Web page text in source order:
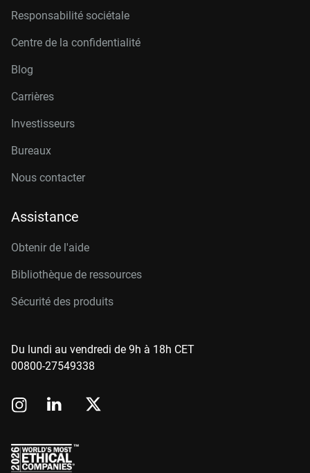
Responsabilité sociétale
Centre de la confidentialité
Blog
Carrières
Investisseurs
Bureaux
Nous contacter
Assistance
Obtenir de l'aide
Bibliothèque de ressources
Sécurité des produits
Du lundi au vendredi de 9h à 18h CET
00800-27549338